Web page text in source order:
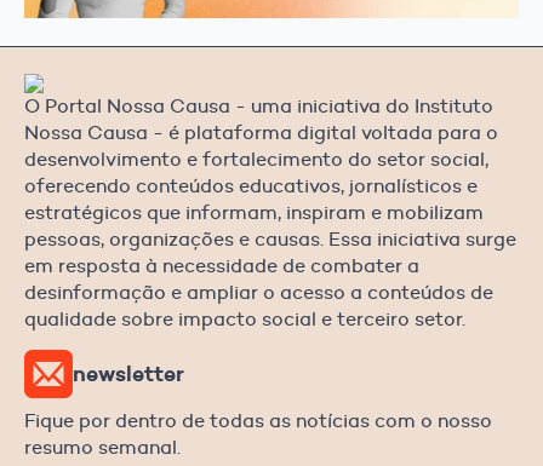
O Portal Nossa Causa - uma iniciativa do Instituto
Nossa Causa - é plataforma digital voltada para o
desenvolvimento e fortalecimento do setor social,
oferecendo conteúdos educativos, jornalísticos e
estratégicos que informam, inspiram e mobilizam
pessoas, organizações e causas. Essa iniciativa surge
em resposta à necessidade de combater a
desinformação e ampliar o acesso a conteúdos de
qualidade sobre impacto social e terceiro setor.
newsletter
Fique por dentro de todas as notícias com o nosso
resumo semanal.